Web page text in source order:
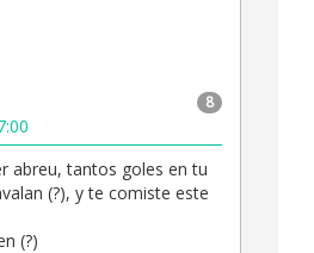
8
abreu, tantos goles en tu
(?), y te comiste este
(?)